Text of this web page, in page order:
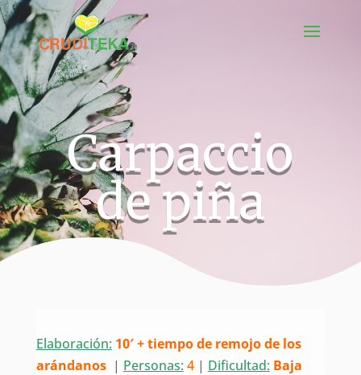
Carpaccio
de piña
Elaboración: 10′ + tiempo de remojo de los
arándanos | Personas: 4| Dificultad: Baja